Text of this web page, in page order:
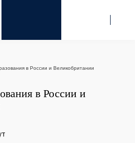
в России и Великобритании
в России и